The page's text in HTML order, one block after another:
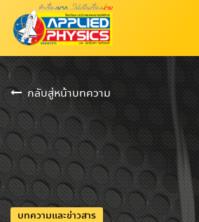
กลับสู่หน้าบทความ
บทความและข่าวสาร